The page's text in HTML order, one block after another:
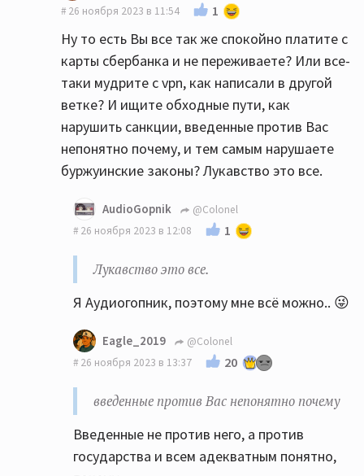
26 ноября 2023 в 11:54
1
Ну то есть Вы все так же спокойно платите с
карты сбербанка и не переживаете? Или все-
таки мудрите с vpn, как написали в другой
ветке? И ищите обходные пути, как
нарушить санкции, введенные против Вас
непонятно почему, и тем самым нарушаете
буржуинские законы? Лукавство это все.
AudioGopnik
@Colonel
26 ноября 2023 в 12:08
1
Лукавство это все.
Я Аудиогопник, поэтому мне всё можно.. 😜
Eagle_2019
@Colonel
26 ноября 2023 в 13:37
20
введенные против Вас непонятно почему
Введенные не против него, а против
государства и всем адекватным понятно,